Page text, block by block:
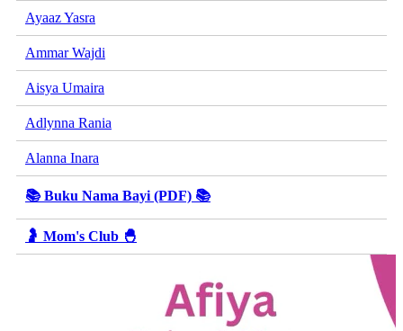
Ayaaz Yasra
Ammar Wajdi
Aisya Umaira
Adlynna Rania
Alanna Inara
📚 Buku Nama Bayi (PDF) 📚
🤰 Mom's Club 🐣